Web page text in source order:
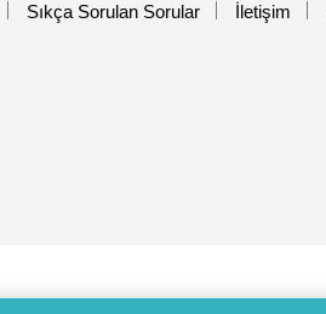
Sıkça Sorulan Sorular İletişim